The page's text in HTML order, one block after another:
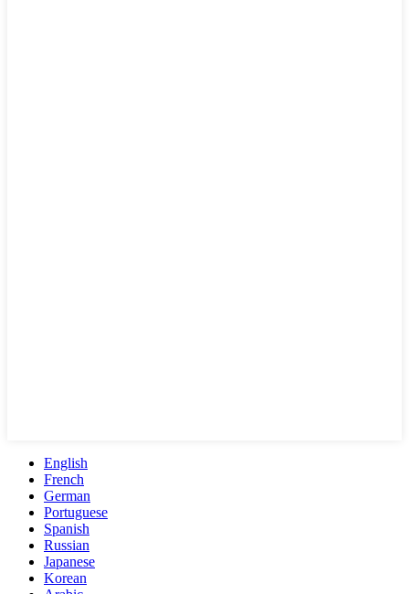
English
French
German
Portuguese
Spanish
Russian
Japanese
Korean